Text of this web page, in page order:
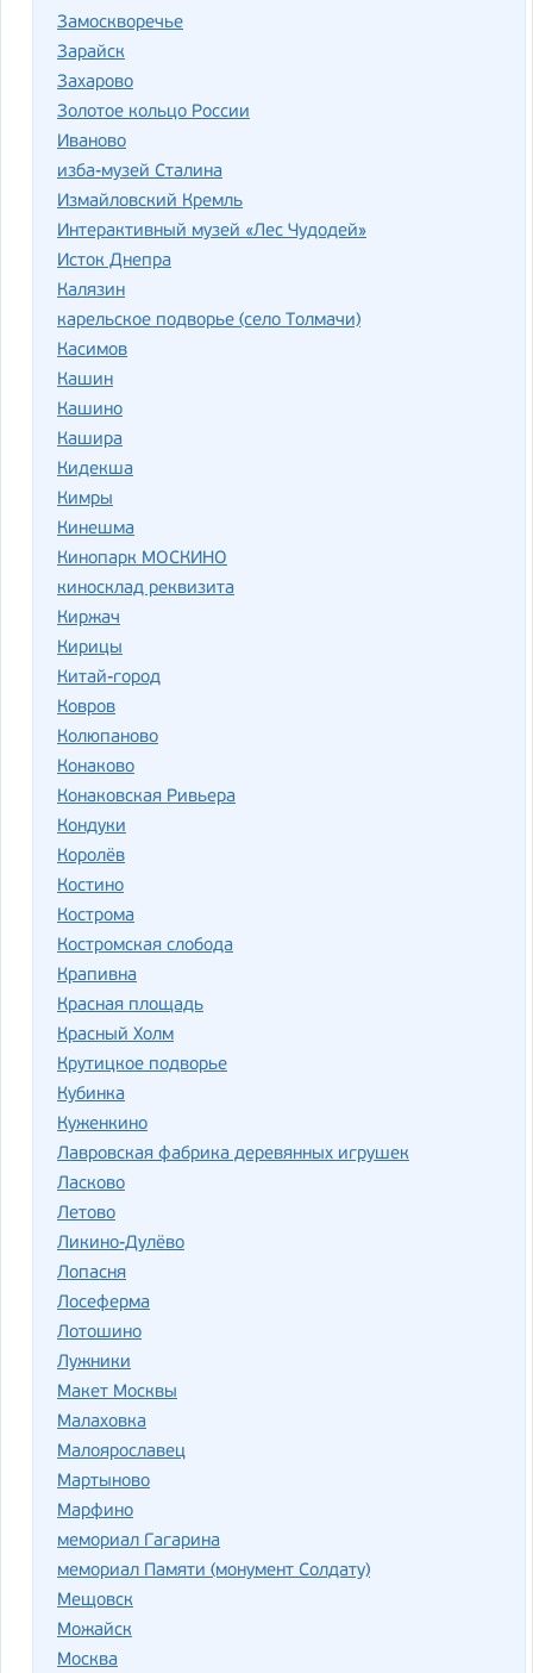
Замоскворечье
Зарайск
Захарово
Золотое кольцо России
Иваново
изба-музей Сталина
Измайловский Кремль
Интерактивный музей «Лес Чудодей»
Исток Днепра
Калязин
карельское подворье (село Толмачи)
Касимов
Кашин
Кашино
Кашира
Кидекша
Кимры
Кинешма
Кинопарк МОСКИНО
киносклад реквизита
Киржач
Кирицы
Китай-город
Ковров
Колюпаново
Конаково
Конаковская Ривьера
Кондуки
Королёв
Костино
Кострома
Костромская слобода
Крапивна
Красная площадь
Красный Холм
Крутицкое подворье
Кубинка
Куженкино
Лавровская фабрика деревянных игрушек
Ласково
Летово
Ликино-Дулёво
Лопасня
Лосеферма
Лотошино
Лужники
Макет Москвы
Малаховка
Малоярославец
Мартыново
Марфино
мемориал Гагарина
мемориал Памяти (монумент Солдату)
Мещовск
Можайск
Москва